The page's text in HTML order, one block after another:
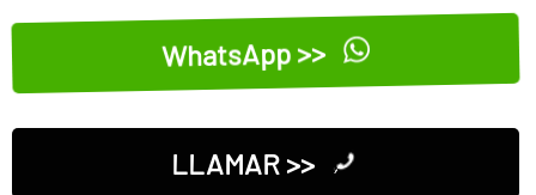
WhatsApp >>
LLAMAR >>